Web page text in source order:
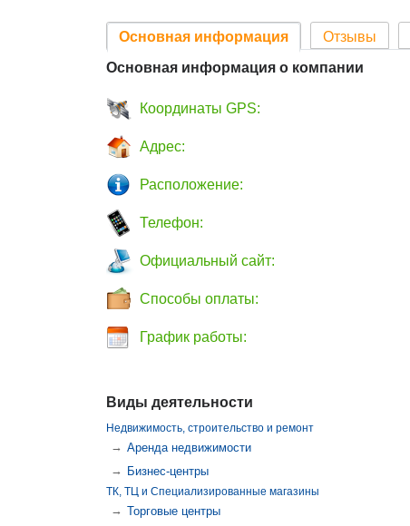
Основная информация Отзывы
Основная информация о компании
Координаты GPS:
Адрес:
Расположение:
Телефон:
Официальный сайт:
Способы оплаты:
График работы:
Виды деятельности
Недвижимость, строительство и ремонт
→ Аренда недвижимости
→ Бизнес-центры
ТК, ТЦ и Специализированные магазины
→ Торговые центры